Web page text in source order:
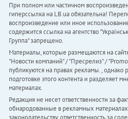
При полном или частичном
гиперссылка на LB.ua обязательна!
воспроизведение или иное
содержится ссылка на агентство
Группа" запрещено.
Материалы, которые размещаются на
"Новости компаний" / "Пресрелиз" /
публикуются на правах рекламы. , однако
подготовке этого контента и разделяет
материалах.
Редакция не несет ответственности за
обнародованные в рекламных
законодательству, ответственность за